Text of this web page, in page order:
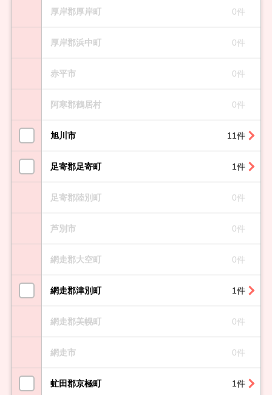
厚岸郡厚岸町 0件
厚岸郡浜中町 0件
赤平市 0件
阿寒郡鶴居村 0件
旭川市 11件
足寄郡足寄町 1件
足寄郡陸別町 0件
芦別市 0件
網走郡大空町 0件
網走郡津別町 1件
網走郡美幌町 0件
網走市 0件
虻田郡京極町 1件